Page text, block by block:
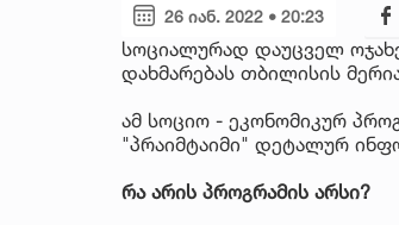
26 იან. 2022 • 20:23
სოციალურად დაუცველ
დახმარებას თბილისის
ამ სოციო - ეკონომიკურ
"პრაიმტაიმი" დეტალურ
რა არის პროგრამის არსი?